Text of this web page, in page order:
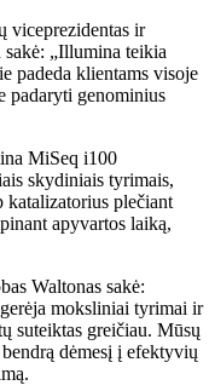
viceprezidentas ir
„Illumina teikia
padeda klientams visoje
padaryti genominius
MiSeq i100
skydiniais tyrimais,
katalizatorius plečiant
apyvartos laiką,
Waltonas sakė:
moksliniai tyrimai ir
suteiktas greičiau. Mūsų
dėmesį į efektyvių